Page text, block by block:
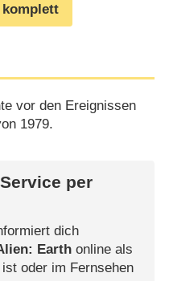
komplett
vor den Ereignissen
1979.
per
dich
Earthonline als
oder im Fernsehen